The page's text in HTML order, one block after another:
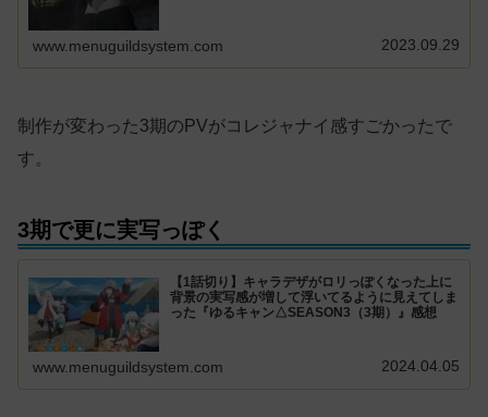
www.menuguildsystem.com 2023.09.29
制作が変わった3期のPVがコレジャナイ感すごかったで
す。
3期で更に実写っぽく
【1話切り】キャラデザがロリっぽくなった上に
背景の実写感が増して浮いてるように見えてしま
った『ゆるキャン△SEASON3（3期）』感想
www.menuguildsystem.com 2024.04.05